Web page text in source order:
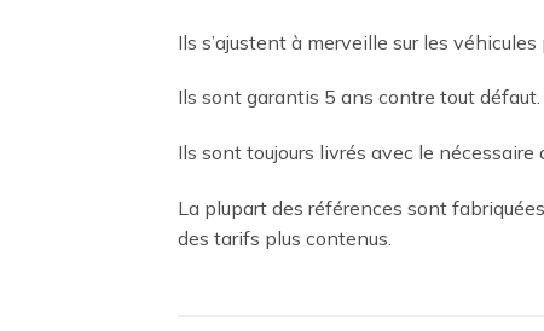
Ils s’ajustent à merveille sur les
Ils sont garantis 5 ans contre tout défaut.
Ils sont toujours livrés avec le nécessaire
La plupart des références sont
des tarifs plus contenus.